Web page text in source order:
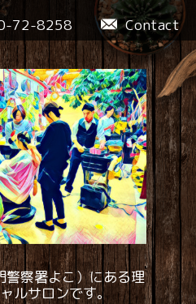
Contact
72-8258
警察署よこ）にある理
ルサロンです。